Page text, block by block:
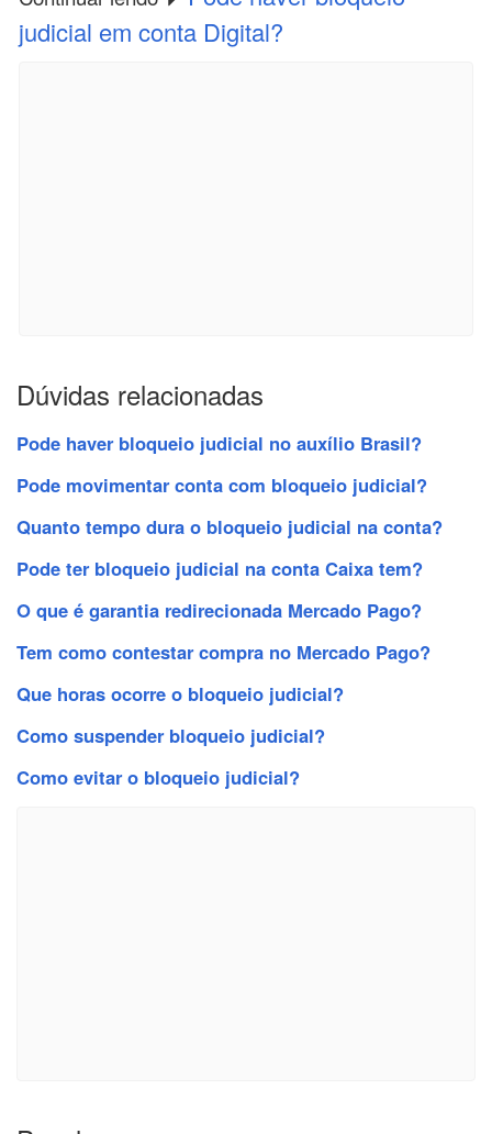
judicial em conta Digital?
Dúvidas relacionadas
Pode haver bloqueio judicial no auxílio Brasil?
Pode movimentar conta com bloqueio judicial?
Quanto tempo dura o bloqueio judicial na conta?
Pode ter bloqueio judicial na conta Caixa tem?
O que é garantia redirecionada Mercado Pago?
Tem como contestar compra no Mercado Pago?
Que horas ocorre o bloqueio judicial?
Como suspender bloqueio judicial?
Como evitar o bloqueio judicial?